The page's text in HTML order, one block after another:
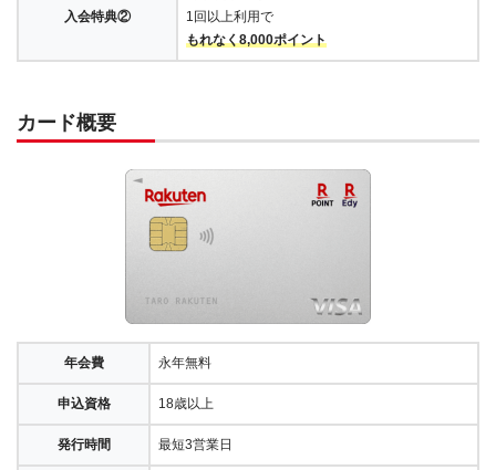
入会特典②
1回以上利用で
もれなく8,000ポイント
カード概要
年会費 永年無料
申込資格 18歳以上
発行時間 最短3営業日